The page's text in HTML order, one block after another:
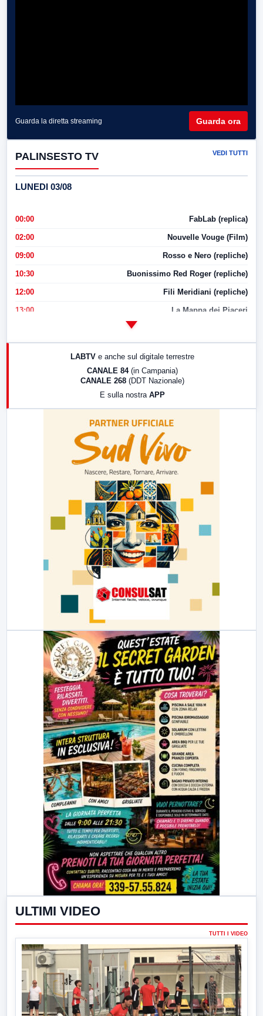
Guarda la diretta streaming Guarda ora
PALINSESTO TV VEDI TUTTI
LUNEDI 03/08
00:00 FabLab (replica)
02:00 Nouvelle Vouge (Film)
09:00 Rosso e Nero (repliche)
10:30 Buonissimo Red Roger (repliche)
12:00 Fili Meridiani (repliche)
13:00 La Mappa dei Piaceri
LABTV e anche sul digitale terrestre
CANALE 84 (in Campania)
CANALE 268 (DDT Nazionale)
E sulla nostra APP
ULTIMI VIDEO
TUTTI I VIDEO